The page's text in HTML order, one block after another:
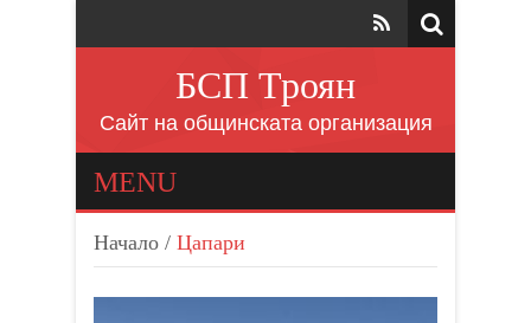
БСП Троян
Сайт на общинската организация
MENU
Начало / Цапари